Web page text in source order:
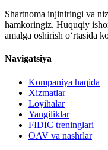
Shartnoma injiniringi va
hamkoringiz. Huquqiy
amalga oshirish o‘rtasida
Navigatsiya
Kompaniya haqida
Xizmatlar
Loyihalar
Yangiliklar
FIDIC treninglari
OAV va nashrlar